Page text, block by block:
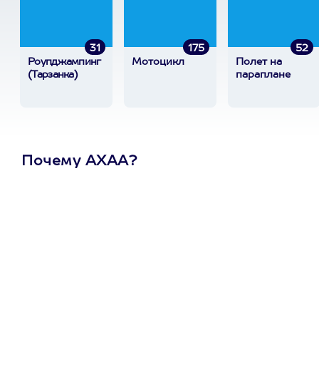
31
Роупджампинг
(Тарзанка)
175
Мотоцикл
52
Полет на
параплане
Почему АХАА?